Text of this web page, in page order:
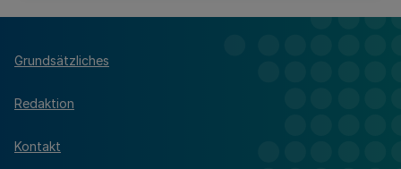
Grundsätzliches
Redaktion
Kontakt